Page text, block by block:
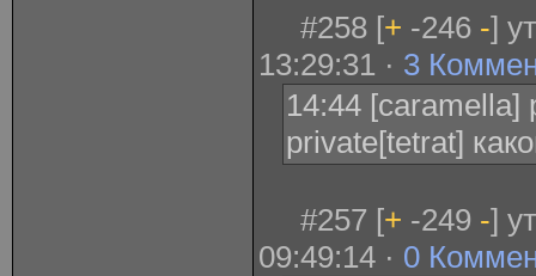
#258 [+ -246 -]
13:29:31 · 3
14:44 [caramella]
private[tetrat]
#257 [+ -249 -]
09:49:14 · 0